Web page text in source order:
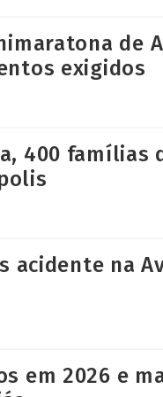
de
exigidos
400 famílias
na
em 2026 e